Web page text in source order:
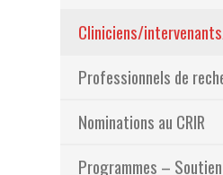
Foire aux questions
Cliniciens/
Professionnels de
Nominations au CRIR
Programmes –